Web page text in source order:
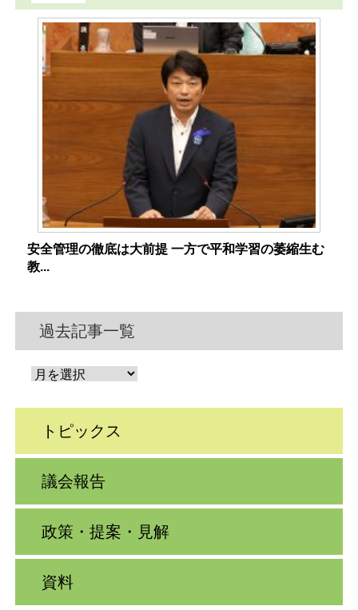
安全管理の徹底は大前提 一方で平和学習の萎縮生む
教...
過去記事一覧
トピックス
議会報告
政策・提案・見解
資料